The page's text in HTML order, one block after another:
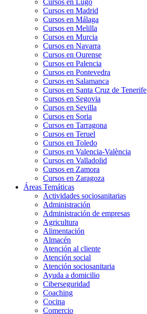
Cursos en Lugo
Cursos en Madrid
Cursos en Málaga
Cursos en Melilla
Cursos en Murcia
Cursos en Navarra
Cursos en Ourense
Cursos en Palencia
Cursos en Pontevedra
Cursos en Salamanca
Cursos en Santa Cruz de Tenerife
Cursos en Segovia
Cursos en Sevilla
Cursos en Soria
Cursos en Tarragona
Cursos en Teruel
Cursos en Toledo
Cursos en Valencia-València
Cursos en Valladolid
Cursos en Zamora
Cursos en Zaragoza
Áreas Temáticas
Actividades sociosanitarias
Administración
Administración de empresas
Agricultura
Alimentación
Almacén
Atención al cliente
Atención social
Atención sociosanitaria
Ayuda a domicilio
Ciberseguridad
Coaching
Cocina
Comercio